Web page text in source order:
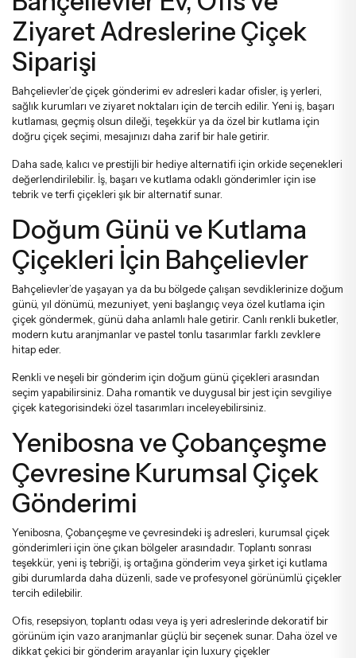
Ziyaret Adreslerine Çiçek
Siparişi
Bahçelievler’de çiçek gönderimi ev adresleri kadar ofisler, iş yerleri,
sağlık kurumları ve ziyaret noktaları için de tercih edilir. Yeni iş, başarı
kutlaması, geçmiş olsun dileği, teşekkür ya da özel bir kutlama için
doğru çiçek seçimi, mesajınızı daha zarif bir hale getirir.
Daha sade, kalıcı ve prestijli bir hediye alternatifi için orkideseçenekleri
değerlendirilebilir. İş, başarı ve kutlama odaklı gönderimler için ise
tebrik ve terfi çiçekleri şık bir alternatif sunar.
Doğum Günü ve Kutlama
Çiçekleri İçin Bahçelievler
Bahçelievler’de yaşayan ya da bu bölgede çalışan sevdiklerinize doğum
günü, yıl dönümü, mezuniyet, yeni başlangıç veya özel kutlama için
çiçek göndermek, günü daha anlamlı hale getirir. Canlı renkli buketler,
modern kutu aranjmanlar ve pastel tonlu tasarımlar farklı zevklere
hitap eder.
Renkli ve neşeli bir gönderim için doğum günü çiçekleri arasından
seçim yapabilirsiniz. Daha romantik ve duygusal bir jest için sevgiliye
çiçekkategorisindeki özel tasarımları inceleyebilirsiniz.
Yenibosna ve Çobançeşme
Çevresine Kurumsal Çiçek
Gönderimi
Yenibosna, Çobançeşme ve çevresindeki iş adresleri, kurumsal çiçek
gönderimleri için öne çıkan bölgeler arasındadır. Toplantı sonrası
teşekkür, yeni iş tebriği, iş ortağına gönderim veya şirket içi kutlama
gibi durumlarda daha düzenli, sade ve profesyonel görünümlü çiçekler
tercih edilebilir.
Ofis, resepsiyon, toplantı odası veya iş yeri adreslerinde dekoratif bir
görünüm için vazo aranjmanlargüçlü bir seçenek sunar. Daha özel ve
dikkat çekici bir gönderim arayanlar için luxury çiçekler